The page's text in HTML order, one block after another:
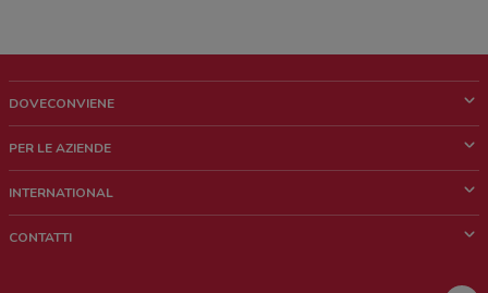
DOVECONVIENE
Chi siamo
Lavora con noi
PER LE AZIENDE
Richieste commerciali e marketing
INTERNATIONAL
CONTATTI